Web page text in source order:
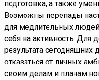
подготовка, а также
Возможны перепады
для медлительных
себя на активность. Для
результата сегодняшних
отказаться от личных
своим делам и планам